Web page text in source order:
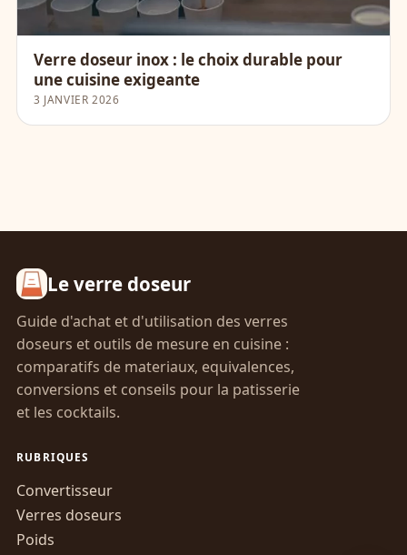
Verre doseur inox : le choix durable pour
une cuisine exigeante
3 JANVIER 2026
Le verre doseur
Guide d'achat et d'utilisation des verres
doseurs et outils de mesure en cuisine :
comparatifs de materiaux, equivalences,
conversions et conseils pour la patisserie
et les cocktails.
RUBRIQUES
Convertisseur
Verres doseurs
Poids